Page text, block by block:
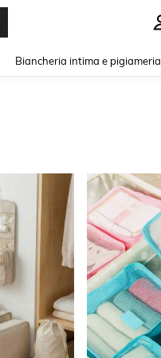
Biancheria intima e pigiameria